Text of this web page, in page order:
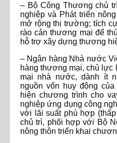
– Bộ Công Thương chủ
nghiệp và Phát triển
mở rộng thị trường; tích
rào cản thương mại để
hỗ trợ xây dựng thương
– Ngân hàng Nhà nước
hàng thương mại, chủ lực
mại nhà nước, dành ít
nguồn vốn huy động
hiện chương trình cho
nghiệp ứng dụng công
với lãi suất phù hợp
chủ trì, phối hợp với Bộ
nông thôn triển khai